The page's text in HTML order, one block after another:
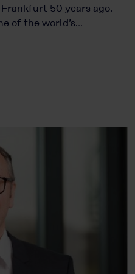
50 years ago.
of the world’s…